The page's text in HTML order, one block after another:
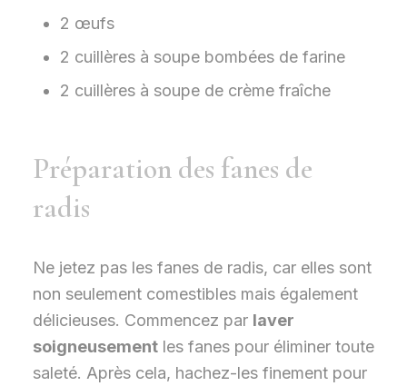
2 œufs
2 cuillères à soupe bombées de farine
2 cuillères à soupe de crème fraîche
Préparation des fanes de
radis
Ne jetez pas les fanes de radis, car elles sont
non seulement comestibles mais également
délicieuses. Commencez par laver
soigneusementles fanes pour éliminer toute
saleté. Après cela, hachez-les finement pour